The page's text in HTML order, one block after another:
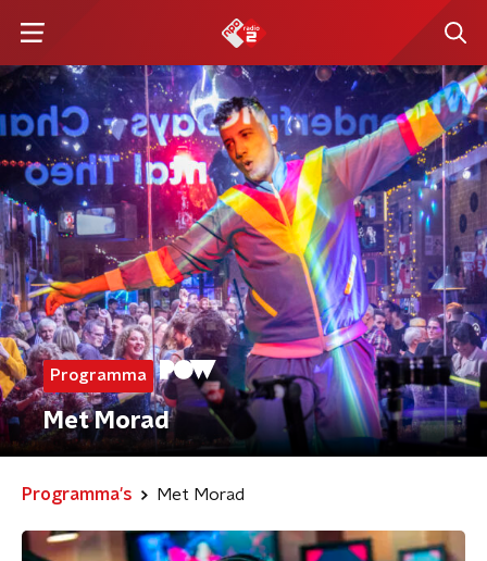
Programma
Met Morad
Programma's Met Morad